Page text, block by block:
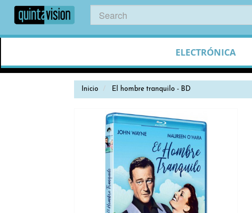
ELECTRÓNICA
Inicio El hombre tranquilo - BD